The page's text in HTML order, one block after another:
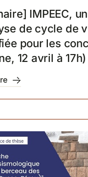
IMPEEC,
de cycle de
pour les
12 avril à 17h)